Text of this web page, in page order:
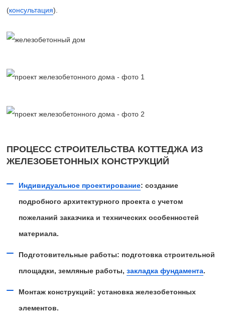
(консультация).
ПРОЦЕСС СТРОИТЕЛЬСТВА КОТТЕДЖА ИЗ
ЖЕЛЕЗОБЕТОННЫХ КОНСТРУКЦИЙ
Индивидуальное проектирование: создание
подробного архитектурного проекта с учетом
пожеланий заказчика и технических особенностей
материала.
Подготовительные работы: подготовка строительной
площадки, земляные работы, закладка фундамента.
Монтаж конструкций: установка железобетонных
элементов.